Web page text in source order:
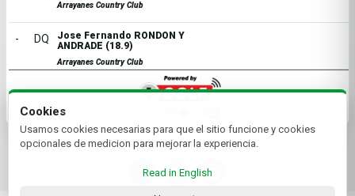
Arrayanes Country Club
- DQ
Jose Fernando RONDON Y
ANDRADE (18.9)
Arrayanes Country Club
Cookies
Usamos cookies necesarias para que el sitio funcione y cookies
opcionales de medicion para mejorar la experiencia.
Read in English